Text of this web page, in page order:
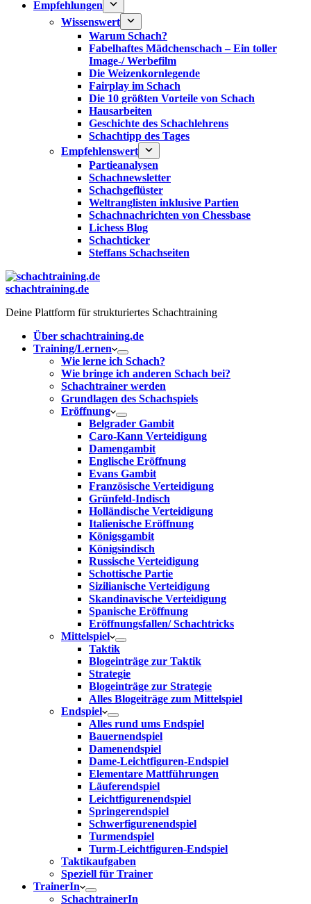
Empfehlungen
Wissenswert
Warum Schach?
Fabelhaftes Mädchenschach – Ein toller
Image-/ Werbefilm
Die Weizenkornlegende
Fairplay im Schach
Die 10 größten Vorteile von Schach‎
Hausarbeiten
Geschichte des Schachlehrens
Schachtipp des Tages
Empfehlenswert
Partieanalysen
Schachnewsletter
Schachgeflüster
Weltranglisten inklusive Partien
Schachnachrichten von Chessbase
Lichess Blog
Schachticker
Steffans Schachseiten
schachtraining.de
Deine Plattform für strukturiertes Schachtraining
Über schachtraining.de
Training/Lernen
Wie lerne ich Schach?
Wie bringe ich anderen Schach bei?
Schachtrainer werden
Grundlagen des Schachspiels
Eröffnung
Belgrader Gambit
Caro-Kann Verteidigung
Damengambit
Englische Eröffnung
Evans Gambit
Französische Verteidigung
Grünfeld-Indisch
Holländische Verteidigung
Italienische Eröffnung
Königsgambit
Königsindisch
Russische Verteidigung
Schottische Partie
Sizilianische Verteidigung
Skandinavische Verteidigung
Spanische Eröffnung
Eröffnungsfallen/ Schachtricks
Mittelspiel
Taktik
Blogeinträge zur Taktik
Strategie
Blogeinträge zur Strategie
Alles Blogeiträge zum Mittelspiel
Endspiel
Alles rund ums Endspiel
Bauernendspiel
Damenendspiel
Dame-Leichtfiguren-Endspiel
Elementare Mattführungen
Läuferendspiel
Leichtfigurenendspiel
Springerendspiel
Schwerfigurenendspiel
Turmendspiel
Turm-Leichtfiguren-Endspiel
Taktikaufgaben
Speziell für Trainer
TrainerIn
SchachtrainerIn